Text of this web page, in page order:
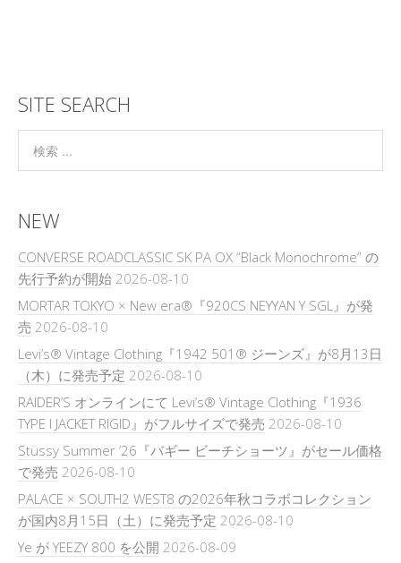
SITE SEARCH
NEW
CONVERSE ROADCLASSIC SK PA OX “Black Monochrome” の
先行予約が開始 2026-08-10
MORTAR TOKYO × New era®『920CS NEYYAN Y SGL』が発
売 2026-08-10
Levi’s® Vintage Clothing『1942 501® ジーンズ』が8月13日
（木）に発売予定 2026-08-10
RAIDER’S オンラインにて Levi’s® Vintage Clothing『1936
TYPE I JACKET RIGID』がフルサイズで発売 2026-08-10
Stüssy Summer ’26『バギー ビーチショーツ』がセール価格
で発売 2026-08-10
PALACE × SOUTH2 WEST8 の2026年秋コラボコレクション
が国内8月15日（土）に発売予定 2026-08-10
Ye が YEEZY 800 を公開 2026-08-09